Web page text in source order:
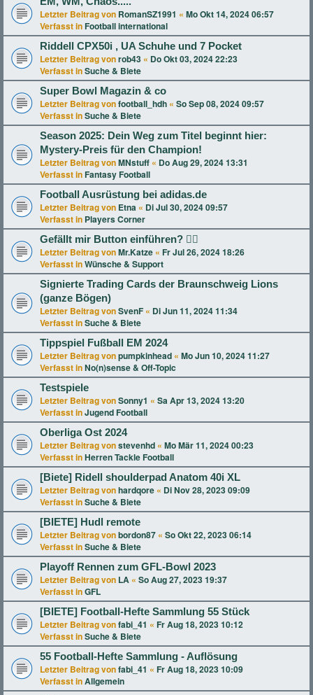
Letzter Beitrag von RomanSZ1991 « Mo Okt 14, 2024 06:57
Verfasst in Football international
Riddell CPX50i , UA Schuhe und 7 Pocket
Letzter Beitrag vonrob43 « Do Okt 03, 2024 22:23
Verfasst inSuche & Biete
Super Bowl Magazin & co
Letzter Beitrag vonfootball_hdh « So Sep 08, 2024 09:57
Verfasst inSuche & Biete
Season 2025: Dein Weg zum Titel beginnt hier:
Mystery-Preis für den Champion!
Letzter Beitrag vonMNstuff « Do Aug 29, 2024 13:31
Verfasst in Fantasy Football
Football Ausrüstung bei adidas.de
Letzter Beitrag von Etna « Di Jul 30, 2024 09:57
Verfasst in Players Corner
Gefällt mir Button einführen? 👍🏻
Letzter Beitrag vonMr.Katze « Fr Jul 26, 2024 18:26
Verfasst inWünsche & Support
Signierte Trading Cards der Braunschweig Lions
(ganze Bögen)
Letzter Beitrag vonSvenF « Di Jun 11, 2024 11:34
Verfasst inSuche & Biete
Tippspiel Fußball EM 2024
Letzter Beitrag vonpumpkinhead « Mo Jun 10, 2024 11:27
Verfasst inNo(n)sense & Off-Topic
Testspiele
Letzter Beitrag vonSonny1 « Sa Apr 13, 2024 13:20
Verfasst inJugend Football
Oberliga Ost 2024
Letzter Beitrag vonstevenhd « Mo Mär 11, 2024 00:23
Verfasst inHerren Tackle Football
[Biete] Ridell shoulderpad Anatom 40i XL
Letzter Beitrag vonhardqore « Di Nov 28, 2023 09:09
Verfasst inSuche & Biete
[BIETE] Hudl remote
Letzter Beitrag vonbordon87 « So Okt 22, 2023 06:14
Verfasst inSuche & Biete
Playoff Rennen zum GFL-Bowl 2023
Letzter Beitrag von LA « So Aug 27, 2023 19:37
Verfasst inGFL
[BIETE] Football-Hefte Sammlung 55 Stück
Letzter Beitrag vonfabi_41 « Fr Aug 18, 2023 10:12
Verfasst inSuche & Biete
55 Football-Hefte Sammlung - Auflösung
Letzter Beitrag vonfabi_41 « Fr Aug 18, 2023 10:09
Verfasst inAllgemein